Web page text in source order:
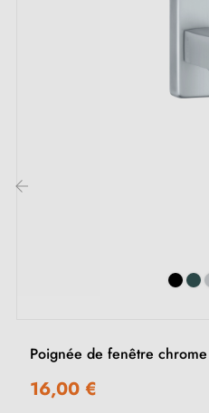
1 poignée de fenêtre
Poignée de fenêtre
16,00 €